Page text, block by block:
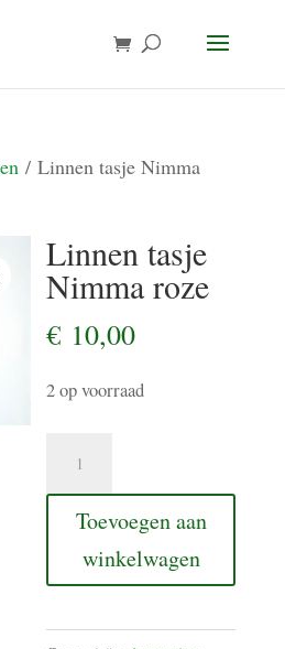
/ Linnen tasje Nimma
Linnen tasje
Nimma roze
€ 10,00
2 op voorraad
Nimma
aantal
Toevoegen aan
winkelwagen